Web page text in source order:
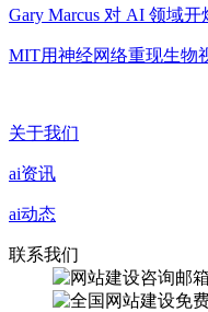
Gary Marcus 对 AI 领域
MIT用神经网络重现生物
关于我们
ai资讯
ai动态
联系我们